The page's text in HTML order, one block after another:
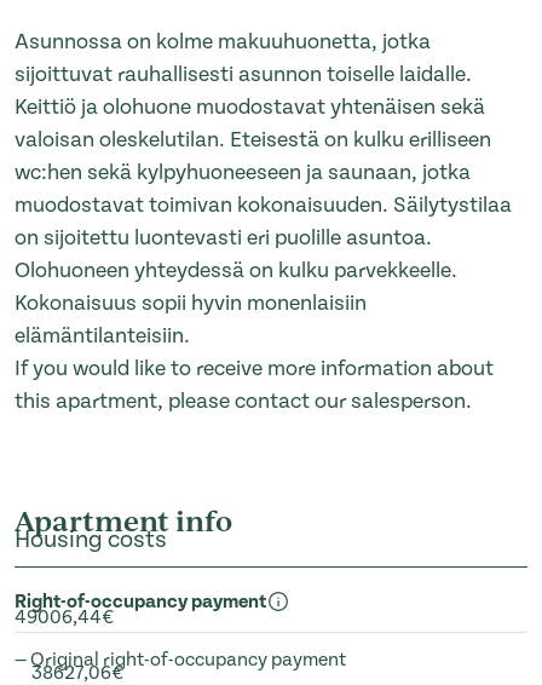
Asunnossa on kolme makuuhuonetta, jotka
sijoittuvat rauhallisesti asunnon toiselle laidalle.
Keittiö ja olohuone muodostavat yhtenäisen sekä
valoisan oleskelutilan. Eteisestä on kulku erilliseen
wc:hen sekä kylpyhuoneeseen ja saunaan, jotka
muodostavat toimivan kokonaisuuden. Säilytystilaa
on sijoitettu luontevasti eri puolille asuntoa.
Olohuoneen yhteydessä on kulku parvekkeelle.
Kokonaisuus sopii hyvin monenlaisiin
elämäntilanteisiin.
If you would like to receive more information about
this apartment, please contact our salesperson.
Apartment info
Housing costs
Right-of-occupancy payment
49006,44€
— Original right-of-occupancy payment
38627,06€